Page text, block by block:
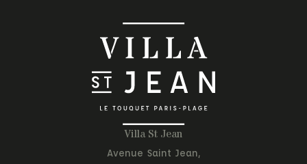
Villa St Jean
Avenue Saint Jean,